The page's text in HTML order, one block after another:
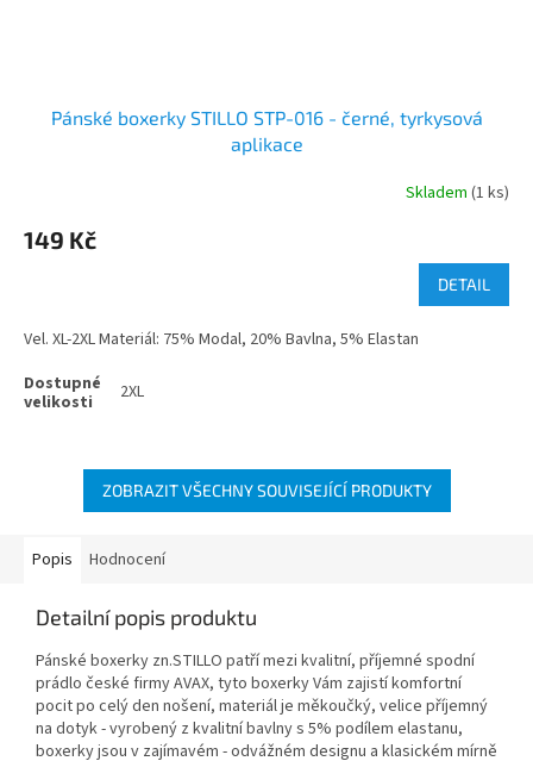
Pánské boxerky STILLO STP-016 - černé, tyrkysová
aplikace
Skladem (1 ks)
149 Kč
DETAIL
Vel. XL-2XL Materiál: 75% Modal, 20% Bavlna, 5% Elastan
2XL
ZOBRAZIT VŠECHNY SOUVISEJÍCÍ PRODUKTY
Popis Hodnocení
Detailní popis produktu
Pánské boxerky zn.STILLO patří mezi kvalitní, příjemné spodní
prádlo české firmy AVAX, tyto boxerky Vám zajistí komfortní
pocit po celý den nošení, materiál je měkoučký, velice příjemný
na dotyk - vyrobený z kvalitní bavlny s 5% podílem elastanu,
boxerky jsou v zajímavém - odvážném designu a klasickém mírně